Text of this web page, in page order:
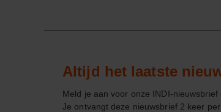
Altijd het laatste
Meld je aan voor onze INDI-nieuwsbrief
Je ontvangt deze nieuwsbrief 2 keer per